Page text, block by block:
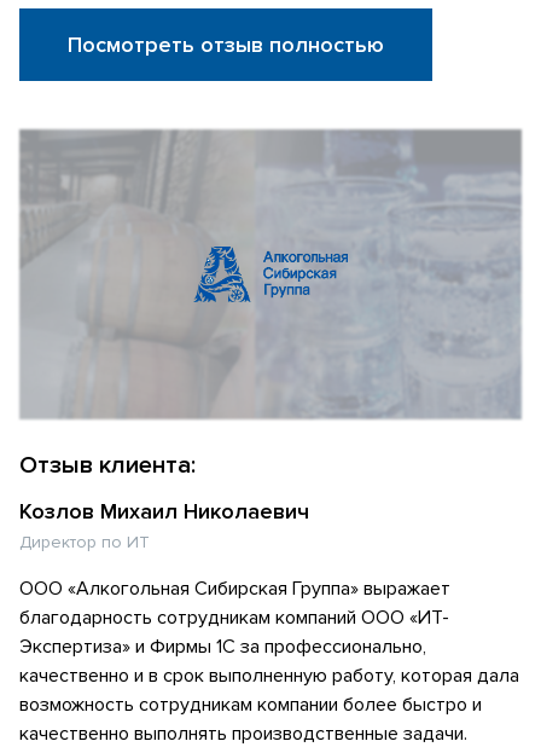
Посмотреть отзыв полностью
Отзыв клиента:
Козлов Михаил Николаевич
Директор по ИТ
ООО «Алкогольная Сибирская Группа» выражает
благодарность сотрудникам компаний ООО «ИТ-
Экспертиза» и Фирмы 1С за профессионально,
качественно и в срок выполненную работу, которая дала
возможность сотрудникам компании более быстро и
качественно выполнять производственные задачи.